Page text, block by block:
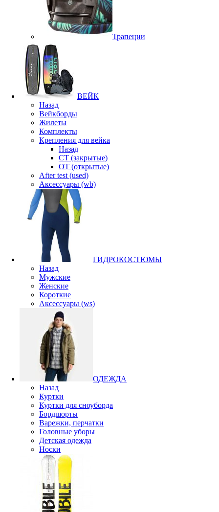
Трапеции
ВЕЙК
Назад
Вейкборды
Жилеты
Комплекты
Крепления для вейка
Назад
CT (закрытые)
OT (открытые)
After test (used)
Аксессуары (wb)
ГИДРОКОСТЮМЫ
Назад
Мужские
Женские
Короткие
Аксессуары (ws)
ОДЕЖДА
Назад
Куртки
Куртки для сноуборда
Бордшорты
Варежки, перчатки
Головные уборы
Детская одежда
Носки